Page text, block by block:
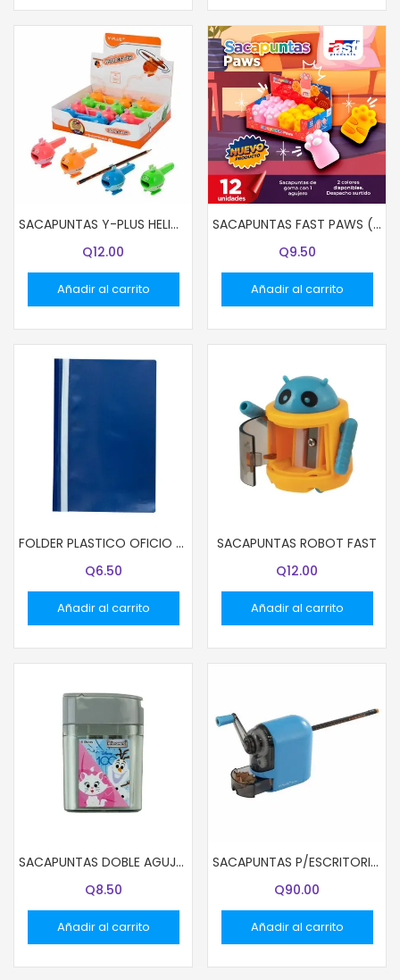
SACAPUNTAS Y-PLUS HELICOPTERO 2 AGUJEROS
Q12.00
Añadir al carrito
SACAPUNTAS FAST PAWS (40X12)
Q9.50
Añadir al carrito
FOLDER PLASTICO OFICIO COLOR AZUL
Q6.50
Añadir al carrito
SACAPUNTAS ROBOT FAST
Q12.00
Añadir al carrito
SACAPUNTAS DOBLE AGUJERO CON DEPOSITO DISNEY NIÑAS
Q8.50
Añadir al carrito
SACAPUNTAS P/ESCRITORIO Y-PLUS ASX1802
Q90.00
Añadir al carrito